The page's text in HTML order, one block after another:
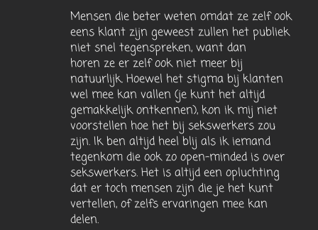
Mensen die beter weten omdat ze zelf ook
eens klant zijn geweest zullen het publiek
niet snel tegenspreken, want dan
horen ze er zelf ook niet meer bij
natuurlijk. Hoewel het stigma bij klanten
wel mee kan vallen (je kunt het altijd
gemakkelijk ontkennen), kon ik mij niet
voorstellen hoe het bij sekswerkers zou
zijn. Ik ben altijd heel blij als ik iemand
tegenkom die ook zo open-minded is over
sekswerkers. Het is altijd een opluchting
dat er toch mensen zijn die je het kunt
vertellen, of zelfs ervaringen mee kan
delen.